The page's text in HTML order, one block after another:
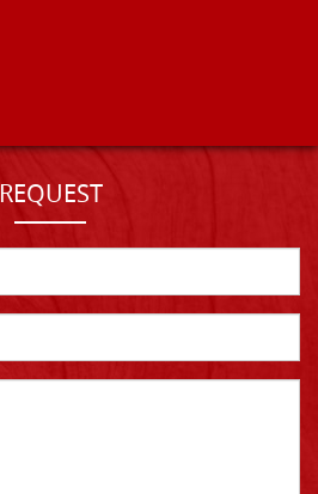
REQUEST